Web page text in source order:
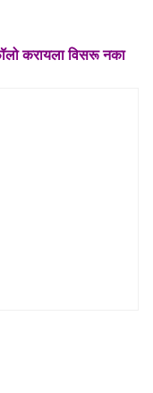
करायला विसरू नका